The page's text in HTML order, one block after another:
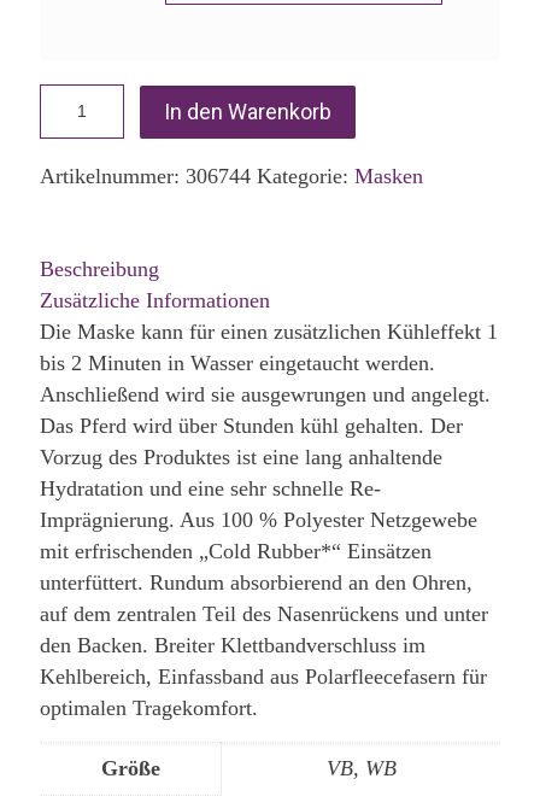
In den Warenkorb
Artikelnummer: 306744 Kategorie: Masken
Beschreibung
Zusätzliche Informationen
Die Maske kann für einen zusätzlichen Kühleffekt 1
bis 2 Minuten in Wasser eingetaucht werden.
Anschließend wird sie ausgewrungen und angelegt.
Das Pferd wird über Stunden kühl gehalten. Der
Vorzug des Produktes ist eine lang anhaltende
Hydratation und eine sehr schnelle Re-
Imprägnierung. Aus 100 % Polyester Netzgewebe
mit erfrischenden „Cold Rubber*“ Einsätzen
unterfüttert. Rundum absorbierend an den Ohren,
auf dem zentralen Teil des Nasenrückens und unter
den Backen. Breiter Klettbandverschluss im
Kehlbereich, Einfassband aus Polarfleecefasern für
optimalen Tragekomfort.
Größe VB, WB